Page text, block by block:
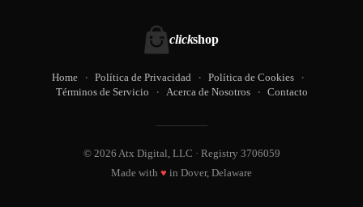
clickshop
Home Política de Privacidad
Política de Cookies
Términos de Servicio
Acerca de Nosotros Contacto
© 2026 Atx Digital, LLC · Registry 3706059
Made with ♥ in Dover, Delaware